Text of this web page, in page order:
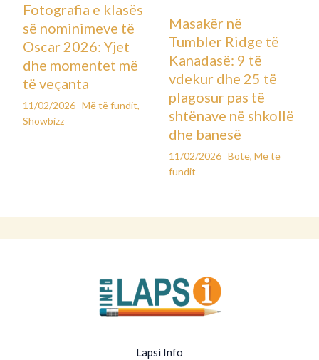
Fotografia e klasës
së nominimeve të
Oscar 2026: Yjet
dhe momentet më
të veçanta
11/02/2026 Më të fundit,
Showbizz
Masakër në
Tumbler Ridge të
Kanadasë: 9 të
vdekur dhe 25 të
plagosur pas të
shtënave në shkollë
dhe banesë
11/02/2026 Botë, Më të
fundit
Lapsi Info